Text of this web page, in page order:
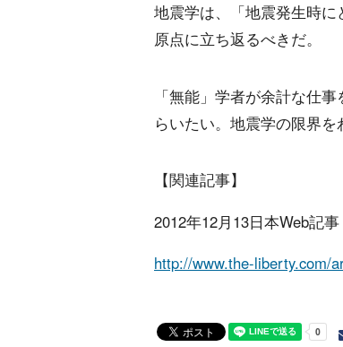
地震学は、「地震発生時
原点に立ち返るべきだ。
「無能」学者が余計な仕
らいたい。地震学の限界
【関連記事】
2012年12月13日本Web記
http://www.the-liberty.com/